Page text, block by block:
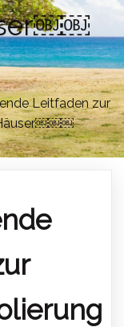
Leitfaden zur
Häuser￼￼￼